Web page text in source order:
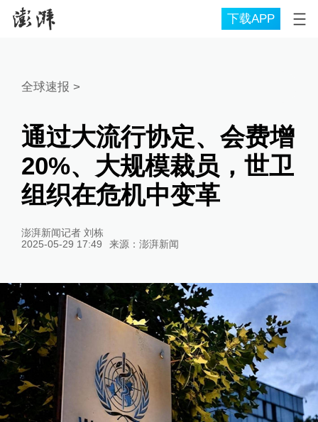
下载APP
全球速报 >
通过大流行协定、会费增
20%、大规模裁员，世卫
组织在危机中变革
澎湃新闻记者 刘栋
2025-05-29 17:49
来源： 澎湃新闻